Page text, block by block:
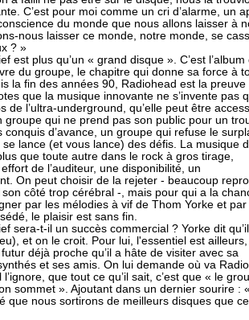
C’est pour moi comme un cri d’alarme, un
du monde que nous allons laisser à
nous laisser ce monde, notre monde, se
? »
est plus qu’un « grand disque ». C’est l’album
du groupe, le chapitre qui donne sa force à
la fin des années 90, Radiohead est la preuve
que la musique innovante ne s’invente pas
de l’ultra-underground, qu’elle peut être
groupe qui ne prend pas son public pour un
conquis d’avance, un groupe qui refuse le
se lance (et vous lance) des défis. La musique
que toute autre dans le rock à gros tirage,
de l’auditeur, une disponibilité, un
On peut choisir de la rejeter - beaucoup
côté trop cérébral -, mais pour qui a la
par les mélodies à vif de Thom Yorke et par
le plaisir est sans fin.
sera-t-il un succès commercial ? Yorke dit qu’il
et on le croit. Pour lui, l'essentiel est
déjà proche qu’il a hâte de visiter avec sa
et ses amis. On lui demande où va
l’ignore, que tout ce qu’il sait, c’est que « le
sommet ». Ajoutant dans un dernier sourire :
que nous sortirons de meilleurs disques que